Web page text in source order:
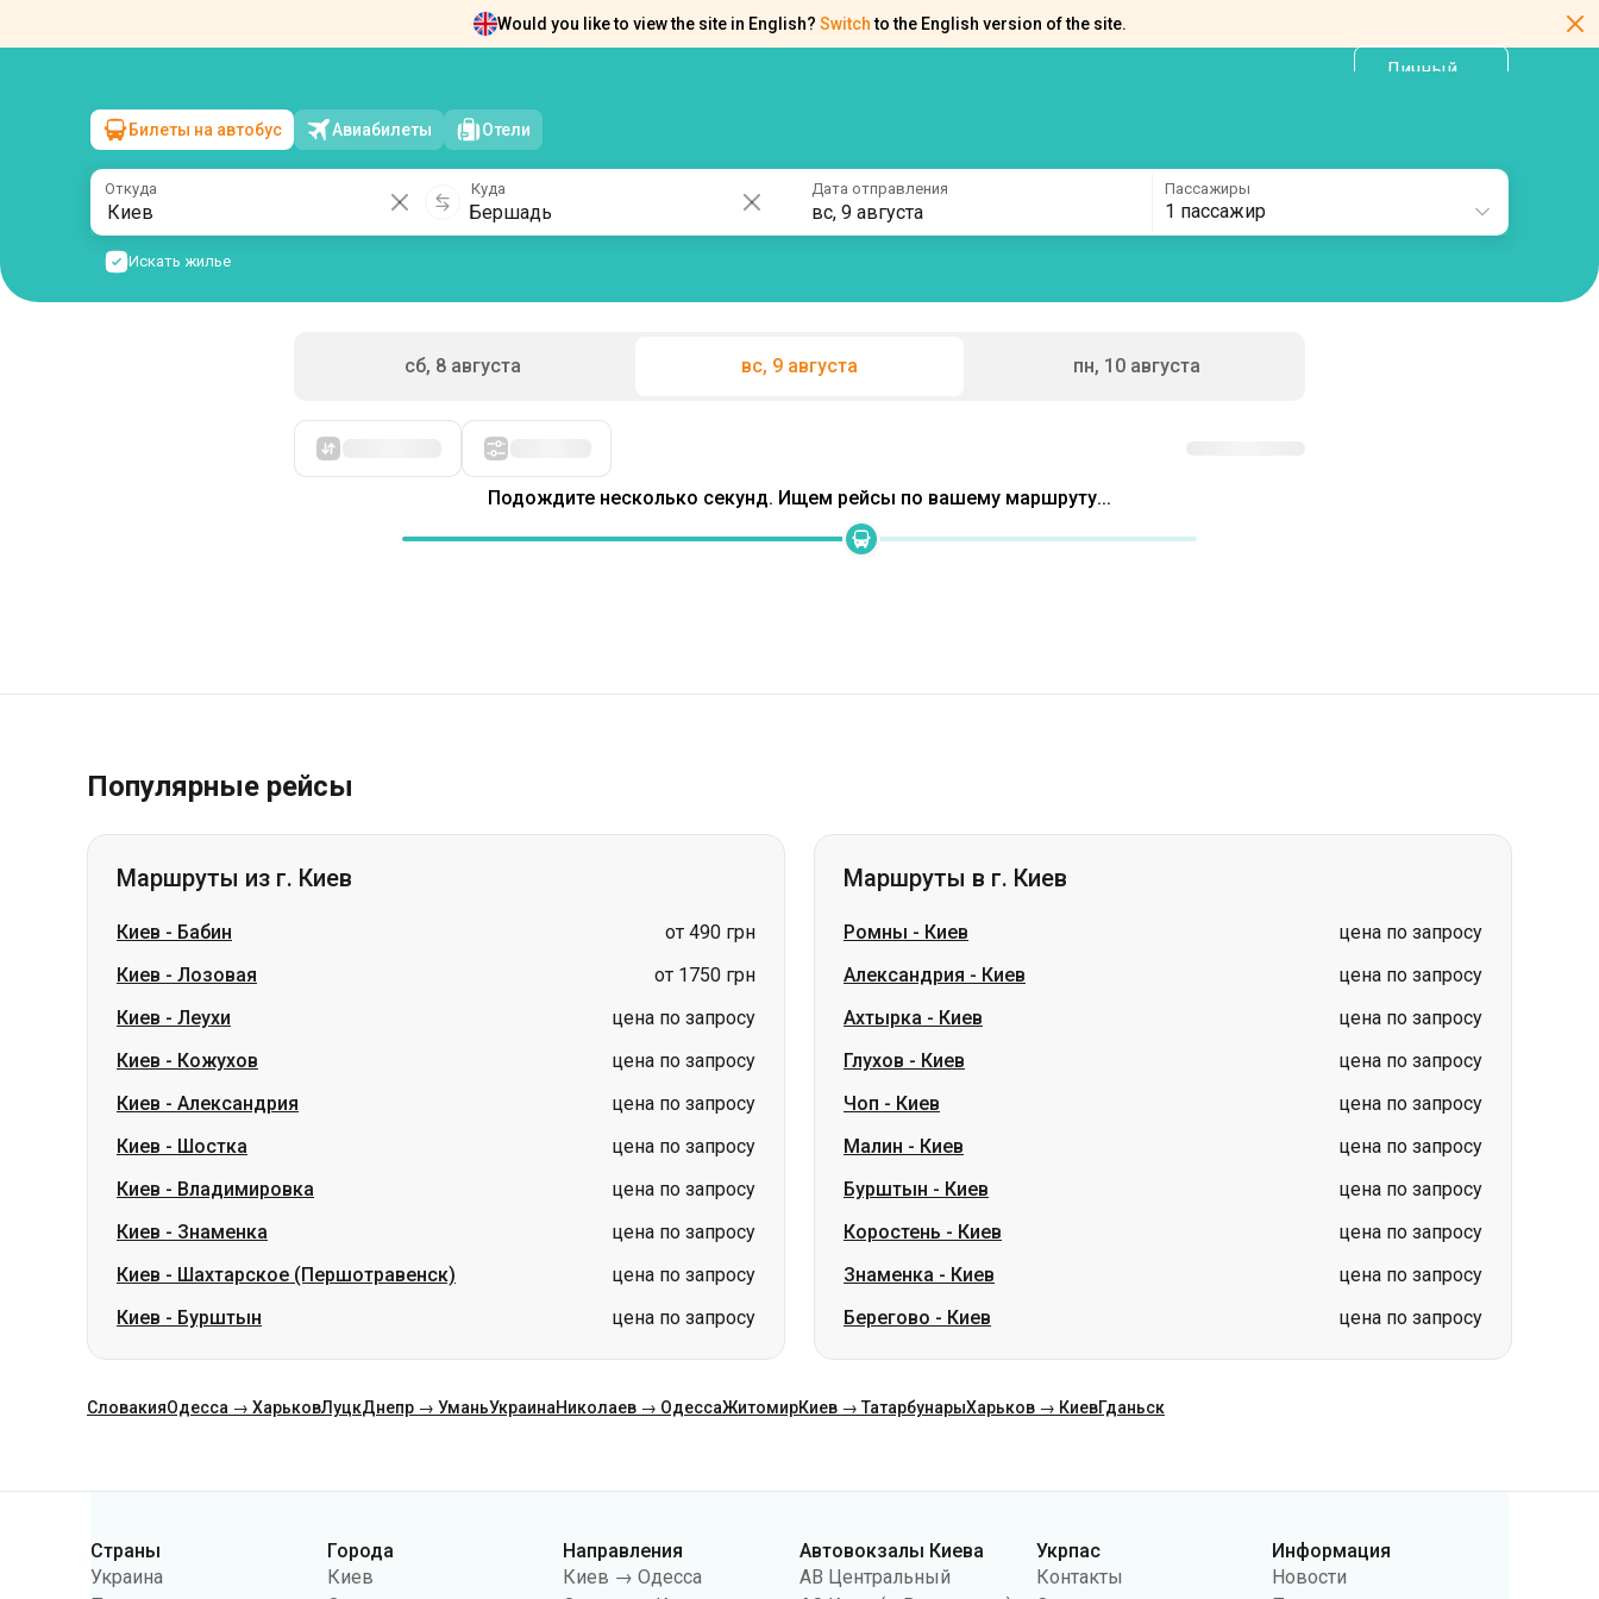
Would you like to view the site in English? Switch to the English version of the site.
Личный
Киев→Бершадь
вс, 9 августа/1 пассажир
Билеты на автобус Авиабилеты Отели
Откуда Куда Дата отправления
вс, 9 августа
Пассажиры
1 пассажир
Искать жилье
сб, 8 августа вс, 9 августа пн, 10 августа
Подождите несколько секунд. Ищем рейсы по вашему маршруту...
Популярные рейсы
Маршруты из г. Киев
Киев - Бабин
от 490 грн
Киев - Лозовая
от 1750 грн
Киев - Леухи
цена по запросу
Киев - Кожухов
цена по запросу
Киев - Александрия
цена по запросу
Киев - Шостка
цена по запросу
Киев - Владимировка
цена по запросу
Киев - Знаменка
цена по запросу
Киев - Шахтарское (Першотравенск)
цена по запросу
Киев - Бурштын цена по запросу
Маршруты в г. Киев
Ромны - Киев
цена по запросу
Александрия - Киев
цена по запросу
Ахтырка - Киев
цена по запросу
Глухов - Киев
цена по запросу
Чоп - Киев
цена по запросу
Малин - Киев
цена по запросу
Бурштын - Киев
цена по запросу
Коростень - Киев
цена по запросу
Знаменка - Киев
цена по запросу
Берегово - Киев цена по запросу
СловакияОдесса → ХарьковЛуцкДнепр → УманьУкраинаНиколаев → ОдессаЖитомирКиев → ТатарбунарыХарьков → КиевГданьск
Категории
Страны
Украина
Города
Киев
Направления
Киев → Одесса
Автовокзалы Киева
АВ Центральный
Укрпас
Контакты
Информация
Новости